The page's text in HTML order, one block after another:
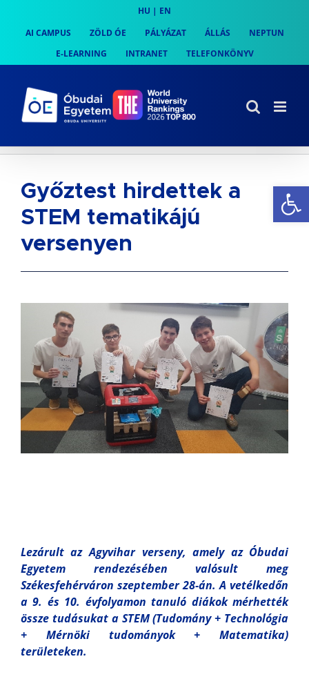
content
HU | EN
AI CAMPUS
ZÖLD ÓE PÁLYÁZAT ÁLLÁS
NEPTUN
E-LEARNING
INTRANET TELEFONKÖNYV
Győztest hirdettek a
STEM tematikájú
versenyen
Lezárult az Agyvihar verseny, amely az Óbudai
Egyetem rendezésében valósult meg
Székesfehérváron szeptember 28-án. A vetélkedőn
a 9. és 10. évfolyamon tanuló diákok mérhették
össze tudásukat a STEM (Tudomány + Technológia
+ Mérnöki tudományok + Matematika)
területeken.